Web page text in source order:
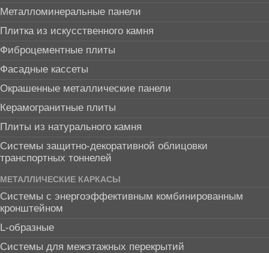
Металломинеральные панели
Плитка из искусственного камня
Фиброцементные плиты
Фасадные кассеты
Окрашенные металлические панели
Керамогранитные плиты
Плиты из натурального камня
Системы защитно-декоративной облицовки
транспортных тоннелей
МЕТАЛЛИЧЕСКИЕ КАРКАСЫ
Системы с энергоэффективным комбинированным
кронштейном
L-образные
Системы для межэтажных перекрытий